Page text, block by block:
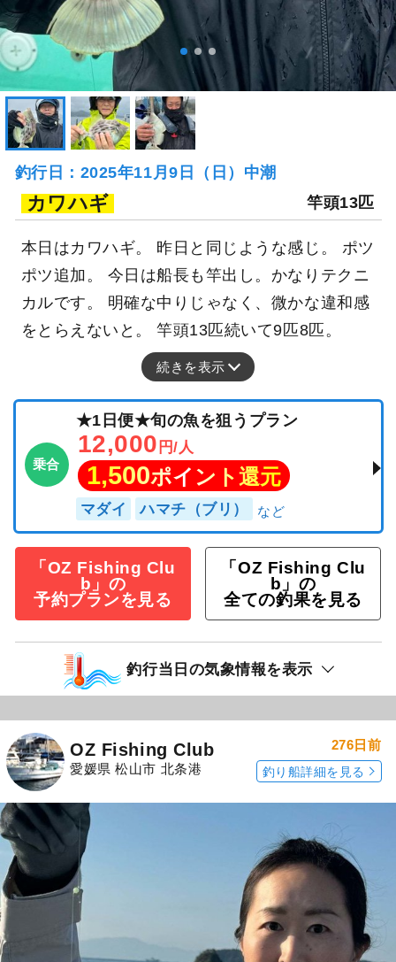
釣行日：2025年11月9日（日）中潮
カワハギ 竿頭13匹
本日はカワハギ。 昨日と同じような感じ。 ポツ
ポツ追加。 今日は船長も竿出し。かなりテクニ
カルです。 明確な中りじゃなく、微かな違和感
をとらえないと。 竿頭13匹続いて9匹8匹。
続きを表示
乗合
★1日便★旬の魚を狙うプラン
12,000 円/人
1,500ポイント還元
マダイ ハマチ（ブリ）
「OZ Fishing Clu
b」の
予約プランを見る
「OZ Fishing Clu
b」の
全ての釣果を見る
釣行当日の気象情報を表示
OZ Fishing Club
愛媛県 松山市 北条港
276日前
釣り船詳細を見る